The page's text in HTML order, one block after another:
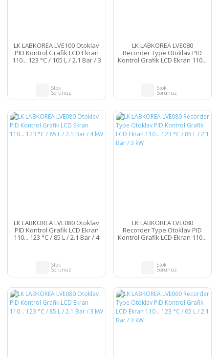
LK LABKOREA LVE100 Otoklav
PID Kontrol Grafik LCD Ekran
110... 123 °C / 105 L / 2.1 Bar / 3
Stok
Sorunuz
LK LABKOREA LVE080
Recorder Type Otoklav PID
Kontrol Grafik LCD Ekran 110...
Stok
Sorunuz
LK LABKOREA LVE080 Otoklav
PID Kontrol Grafik LCD Ekran
110... 123 °C / 85 L / 2.1 Bar / 4
Stok
Sorunuz
LK LABKOREA LVE080
Recorder Type Otoklav PID
Kontrol Grafik LCD Ekran 110...
Stok
Sorunuz